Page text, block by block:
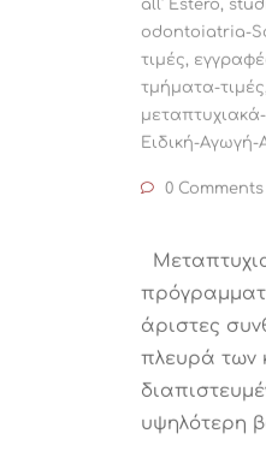
all' Estero,
odontoiatria-
τιμές,
τμήματα-τιμές,
Ειδική-
0 Comments
άριστες
πλευρά των
υψηλότερη